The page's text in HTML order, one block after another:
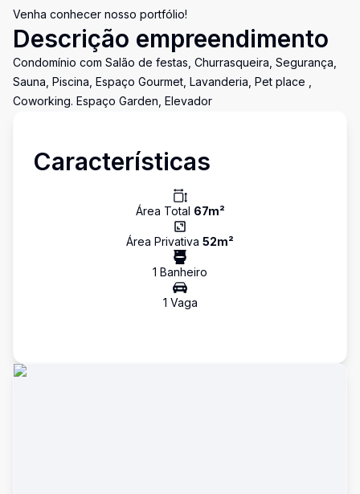
Venha conhecer nosso portfólio!
Descrição empreendimento
Condomínio com Salão de festas, Churrasqueira, Segurança,
Sauna, Piscina, Espaço Gourmet, Lavanderia, Pet place ,
Coworking. Espaço Garden, Elevador
Características
Área Total 67m²
Área Privativa 52m²
1 Banheiro
1 Vaga